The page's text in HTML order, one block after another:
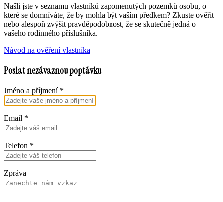
Našli jste v seznamu vlastníků zapomenutých pozemků osobu, o
které se domníváte, že by mohla být vaším předkem? Zkuste ověřit
nebo alespoň zvýšit pravděpodobnost, že se skutečně jedná o
vašeho rodinného příslušníka.
Návod na ověření vlastníka
Poslat nezávaznou poptávku
Jméno a příjmení *
Email *
Telefon *
Zpráva